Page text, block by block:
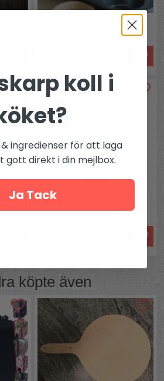
köpte även
koll i
ingredienser för att laga
gott direkt i din mejlbox.
Ja Tack